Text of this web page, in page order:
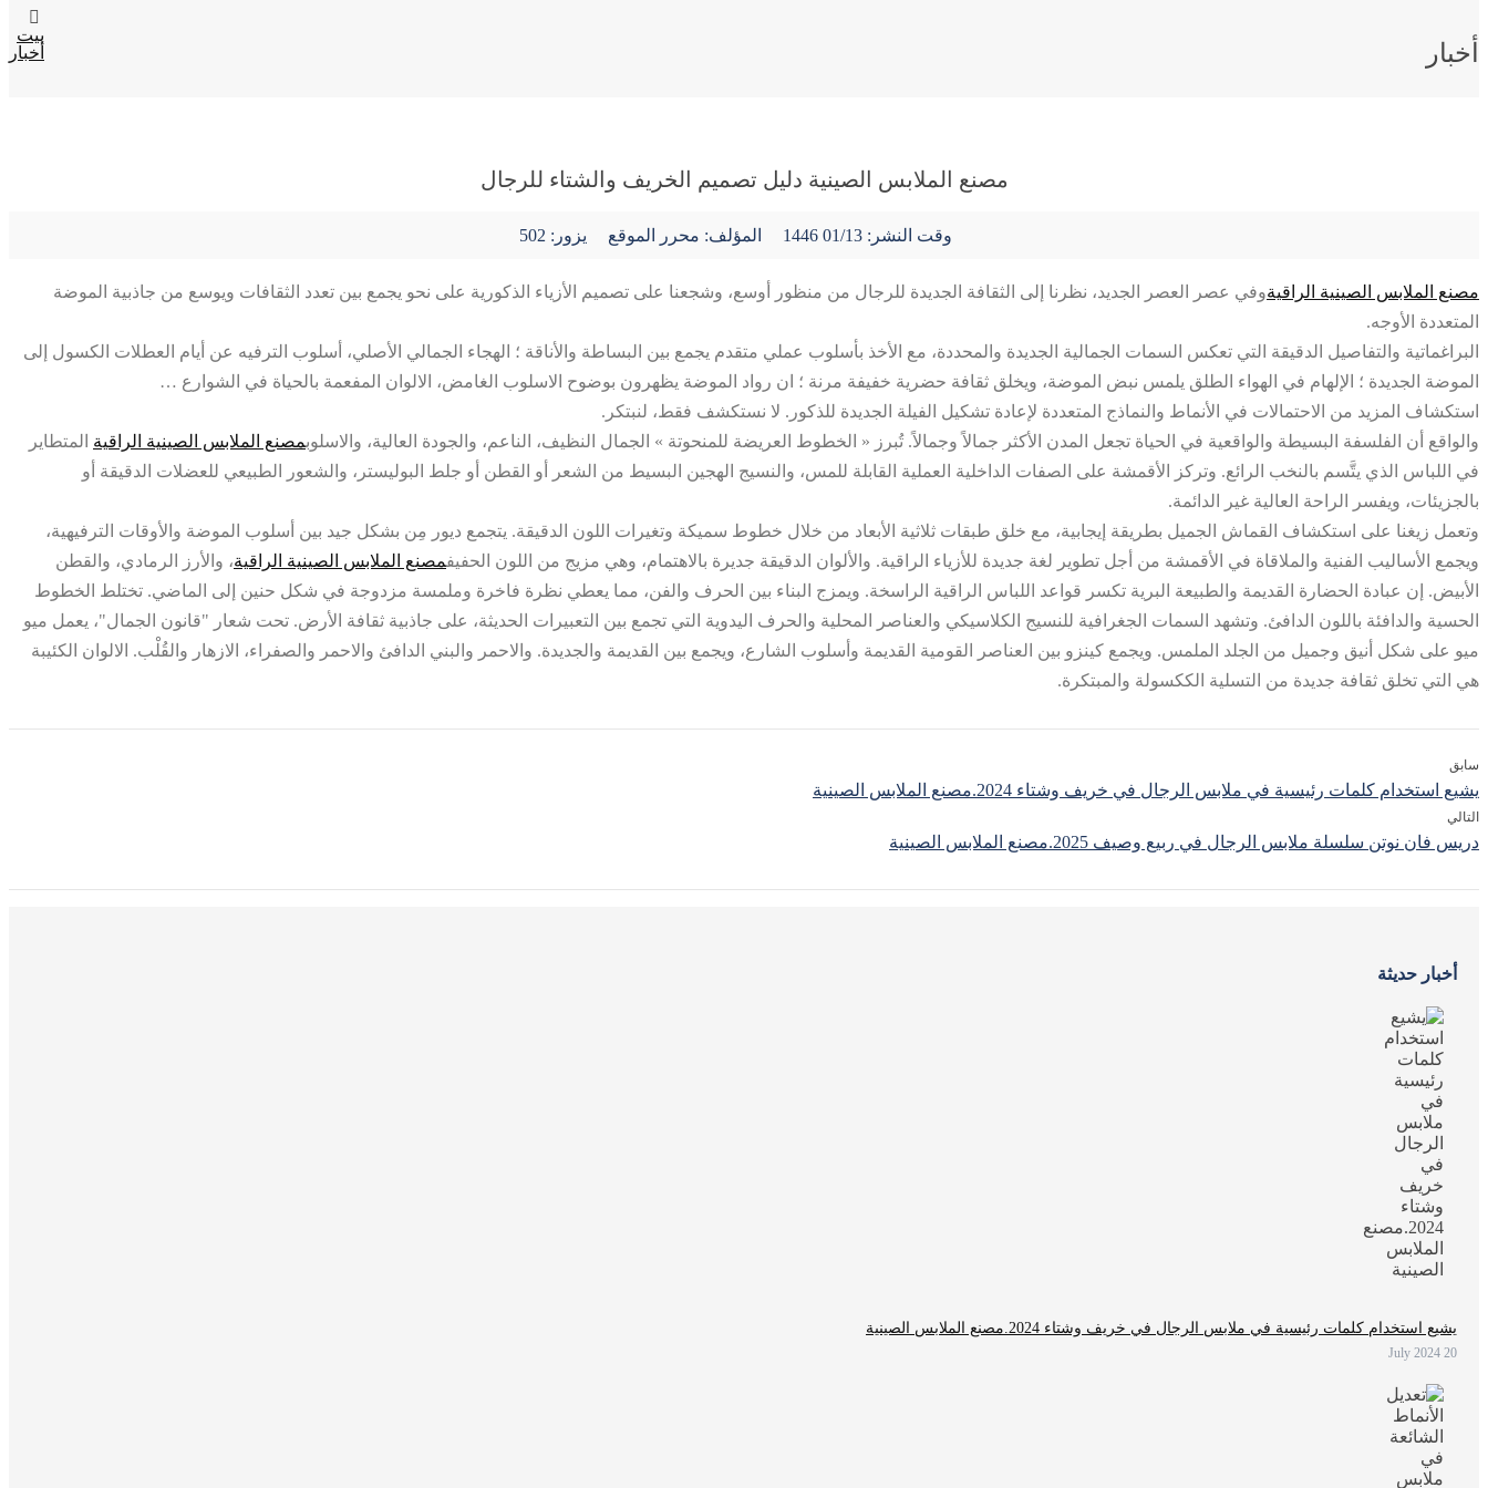
أخبار
بيت
أخبار
مصنع الملابس الصينية دليل تصميم الخريف والشتاء للرجال
وقت النشر: 01/13 1446 المؤلف: محرر الموقع يزور: 502
مصنع الملابس الصينية الراقيةوفي عصر العصر الجديد، نظرنا إلى الثقافة الجديدة للرجال من منظور أوسع، وشجعنا على تصميم الأزياء الذكورية على نحو يجمع بين تعدد الثقافات ويوسع من جاذبية الموضة
المتعددة الأوجه.
البراغماتية والتفاصيل الدقيقة التي تعكس السمات الجمالية الجديدة والمحددة، مع الأخذ بأسلوب عملي متقدم يجمع بين البساطة والأناقة ؛ الهجاء الجمالي الأصلي، أسلوب الترفيه عن أيام العطلات الكسول إلى
الموضة الجديدة ؛ الإلهام في الهواء الطلق يلمس نبض الموضة، ويخلق ثقافة حضرية خفيفة مرنة ؛ ان رواد الموضة يظهرون بوضوح الاسلوب الغامض، الالوان المفعمة بالحياة في الشوارع …
استكشاف المزيد من الاحتمالات في الأنماط والنماذج المتعددة لإعادة تشكيل الفيلة الجديدة للذكور. لا نستكشف فقط، لنبتكر.
والواقع أن الفلسفة البسيطة والواقعية في الحياة تجعل المدن الأكثر جمالاً وجمالاً. تُبرز « الخطوط العريضة للمنحوتة » الجمال النظيف، الناعم، والجودة العالية، والاسلوبمصنع الملابس الصينية الراقية المتطاير
في اللباس الذي يتَّسم بالنخب الرائع. وتركز الأقمشة على الصفات الداخلية العملية القابلة للمس، والنسيج الهجين البسيط من الشعر أو القطن أو جلط البوليستر، والشعور الطبيعي للعضلات الدقيقة أو
بالجزيئات، ويفسر الراحة العالية غير الدائمة.
وتعمل زيغنا على استكشاف القماش الجميل بطريقة إيجابية، مع خلق طبقات ثلاثية الأبعاد من خلال خطوط سميكة وتغيرات اللون الدقيقة. يتجمع ديور مِن بشكل جيد بين أسلوب الموضة والأوقات الترفيهية،
ويجمع الأساليب الفنية والملاقاة في الأقمشة من أجل تطوير لغة جديدة للأزياء الراقية. والألوان الدقيقة جديرة بالاهتمام، وهي مزيج من اللون الحفيفمصنع الملابس الصينية الراقية، والأرز الرمادي، والقطن
الأبيض. إن عبادة الحضارة القديمة والطبيعة البرية تكسر قواعد اللباس الراقية الراسخة. ويمزج البناء بين الحرف والفن، مما يعطي نظرة فاخرة وملمسة مزدوجة في شكل حنين إلى الماضي. تختلط الخطوط
الحسية والدافئة باللون الدافئ. وتشهد السمات الجغرافية للنسيج الكلاسيكي والعناصر المحلية والحرف اليدوية التي تجمع بين التعبيرات الحديثة، على جاذبية ثقافة الأرض. تحت شعار "قانون الجمال"، يعمل ميو
ميو على شكل أنيق وجميل من الجلد الملمس. ويجمع كينزو بين العناصر القومية القديمة وأسلوب الشارع، ويجمع بين القديمة والجديدة. والاحمر والبني الدافئ والاحمر والصفراء، الازهار والقُلْب. الالوان الكئيبة
هي التي تخلق ثقافة جديدة من التسلية الككسولة والمبتكرة.
سابق
يشيع استخدام كلمات رئيسية في ملابس الرجال في خريف وشتاء 2024.مصنع الملابس الصينية
التالي
دريس فان نوتن سلسلة ملابس الرجال في ربيع وصيف 2025.مصنع الملابس الصينية
أخبار حديثة
يشيع استخدام كلمات رئيسية في ملابس الرجال في خريف وشتاء 2024.مصنع الملابس الصينية
20 July 2024